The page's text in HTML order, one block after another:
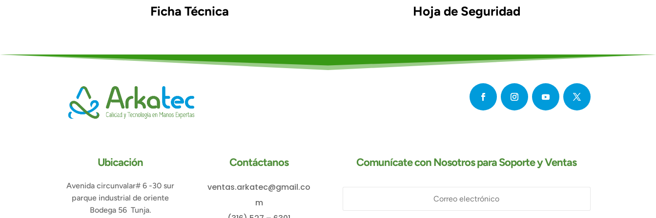
Ficha Técnica Hoja de Seguridad
Ubicación
Avenida circunvalar# 6 -30 sur
parque industrial de oriente
Bodega 56 Tunja.
Contáctanos
ventas.arkatec@gmail.co
m
Comunícate con Nosotros para Soporte y Ventas